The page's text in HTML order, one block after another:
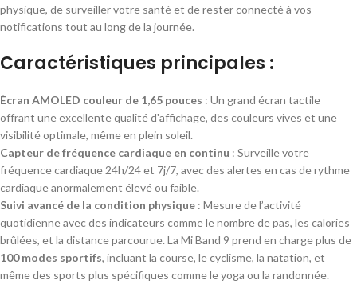
physique, de surveiller votre santé et de rester connecté à vos
notifications tout au long de la journée.
Caractéristiques principales :
Écran AMOLED couleur de 1,65 pouces : Un grand écran tactile
offrant une excellente qualité d'affichage, des couleurs vives et une
visibilité optimale, même en plein soleil.
Capteur de fréquence cardiaque en continu : Surveille votre
fréquence cardiaque 24h/24 et 7j/7, avec des alertes en cas de rythme
cardiaque anormalement élevé ou faible.
Suivi avancé de la condition physique : Mesure de l’activité
quotidienne avec des indicateurs comme le nombre de pas, les calories
brûlées, et la distance parcourue. La Mi Band 9 prend en charge plus de
100 modes sportifs, incluant la course, le cyclisme, la natation, et
même des sports plus spécifiques comme le yoga ou la randonnée.